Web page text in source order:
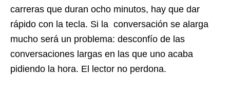
carreras que duran ocho minutos, hay que dar
rápido con la tecla. Si la conversación se alarga
mucho será un problema: desconfío de las
conversaciones largas en las que uno acaba
pidiendo la hora. El lector no perdona.